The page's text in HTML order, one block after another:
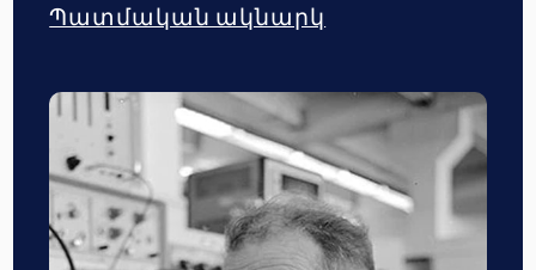
Պատմական ակնարկ